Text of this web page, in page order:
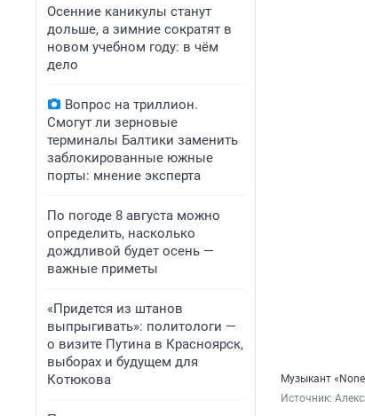
Осенние каникулы станут
дольше, а зимние сократят в
новом учебном году: в чём
дело
Вопрос на триллион.
Смогут ли зерновые
терминалы Балтики заменить
заблокированные южные
порты: мнение эксперта
По погоде 8 августа можно
определить, насколько
дождливой будет осень —
важные приметы
«Придется из штанов
выпрыгивать»: политологи —
о визите Путина в Красноярск,
выборах и будущем для
Котюкова
Музыкант
Источник: